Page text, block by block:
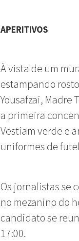
APERITIVOS
À vista de um
estampando
Yousafzai, Madre
a primeira
Vestiam verde e
uniformes de
Os jornalistas se
no mezanino do
candidato se
17:00.